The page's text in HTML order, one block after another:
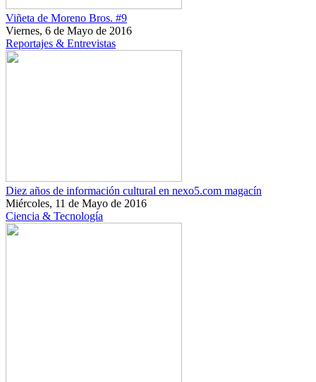
Viñeta de Moreno Bros. #9
Viernes, 6 de Mayo de 2016
Reportajes & Entrevistas
Diez años de información cultural en nexo5.com magacín
Miércoles, 11 de Mayo de 2016
Ciencia & Tecnología